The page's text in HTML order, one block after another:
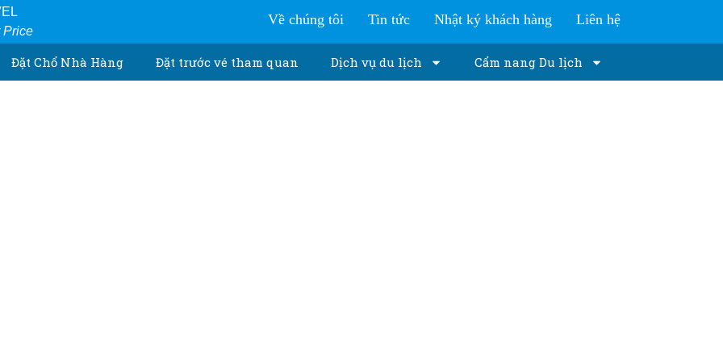
Price
Về chúng tôi Tin tức Nhật ký khách hàng Liên hệ
Đặt Chổ Nhà Hàng Đặt trước vé tham quan Dịch vụ du lịch Cẩm nang Du lịch